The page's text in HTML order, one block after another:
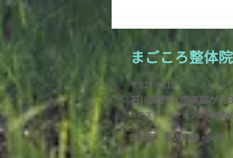
まごころ整体院
〒921-8812
石川県野々市市扇が丘
※ミスタードーナツ金沢高尾台
定休日 毎週月曜・火曜